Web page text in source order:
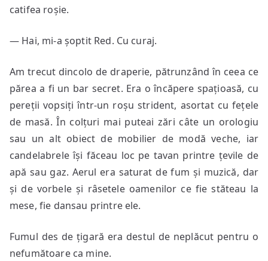
catifea roșie.
— Hai, mi-a șoptit Red. Cu curaj.
Am trecut dincolo de draperie, pătrunzând în ceea ce
părea a fi un bar secret. Era o încăpere spațioasă, cu
pereții vopsiți într-un roșu strident, asortat cu fețele
de masă. În colțuri mai puteai zări câte un orologiu
sau un alt obiect de mobilier de modă veche, iar
candelabrele își făceau loc pe tavan printre țevile de
apă sau gaz. Aerul era saturat de fum și muzică, dar
și de vorbele și râsetele oamenilor ce fie stăteau la
mese, fie dansau printre ele.
Fumul des de țigară era destul de neplăcut pentru o
nefumătoare ca mine.